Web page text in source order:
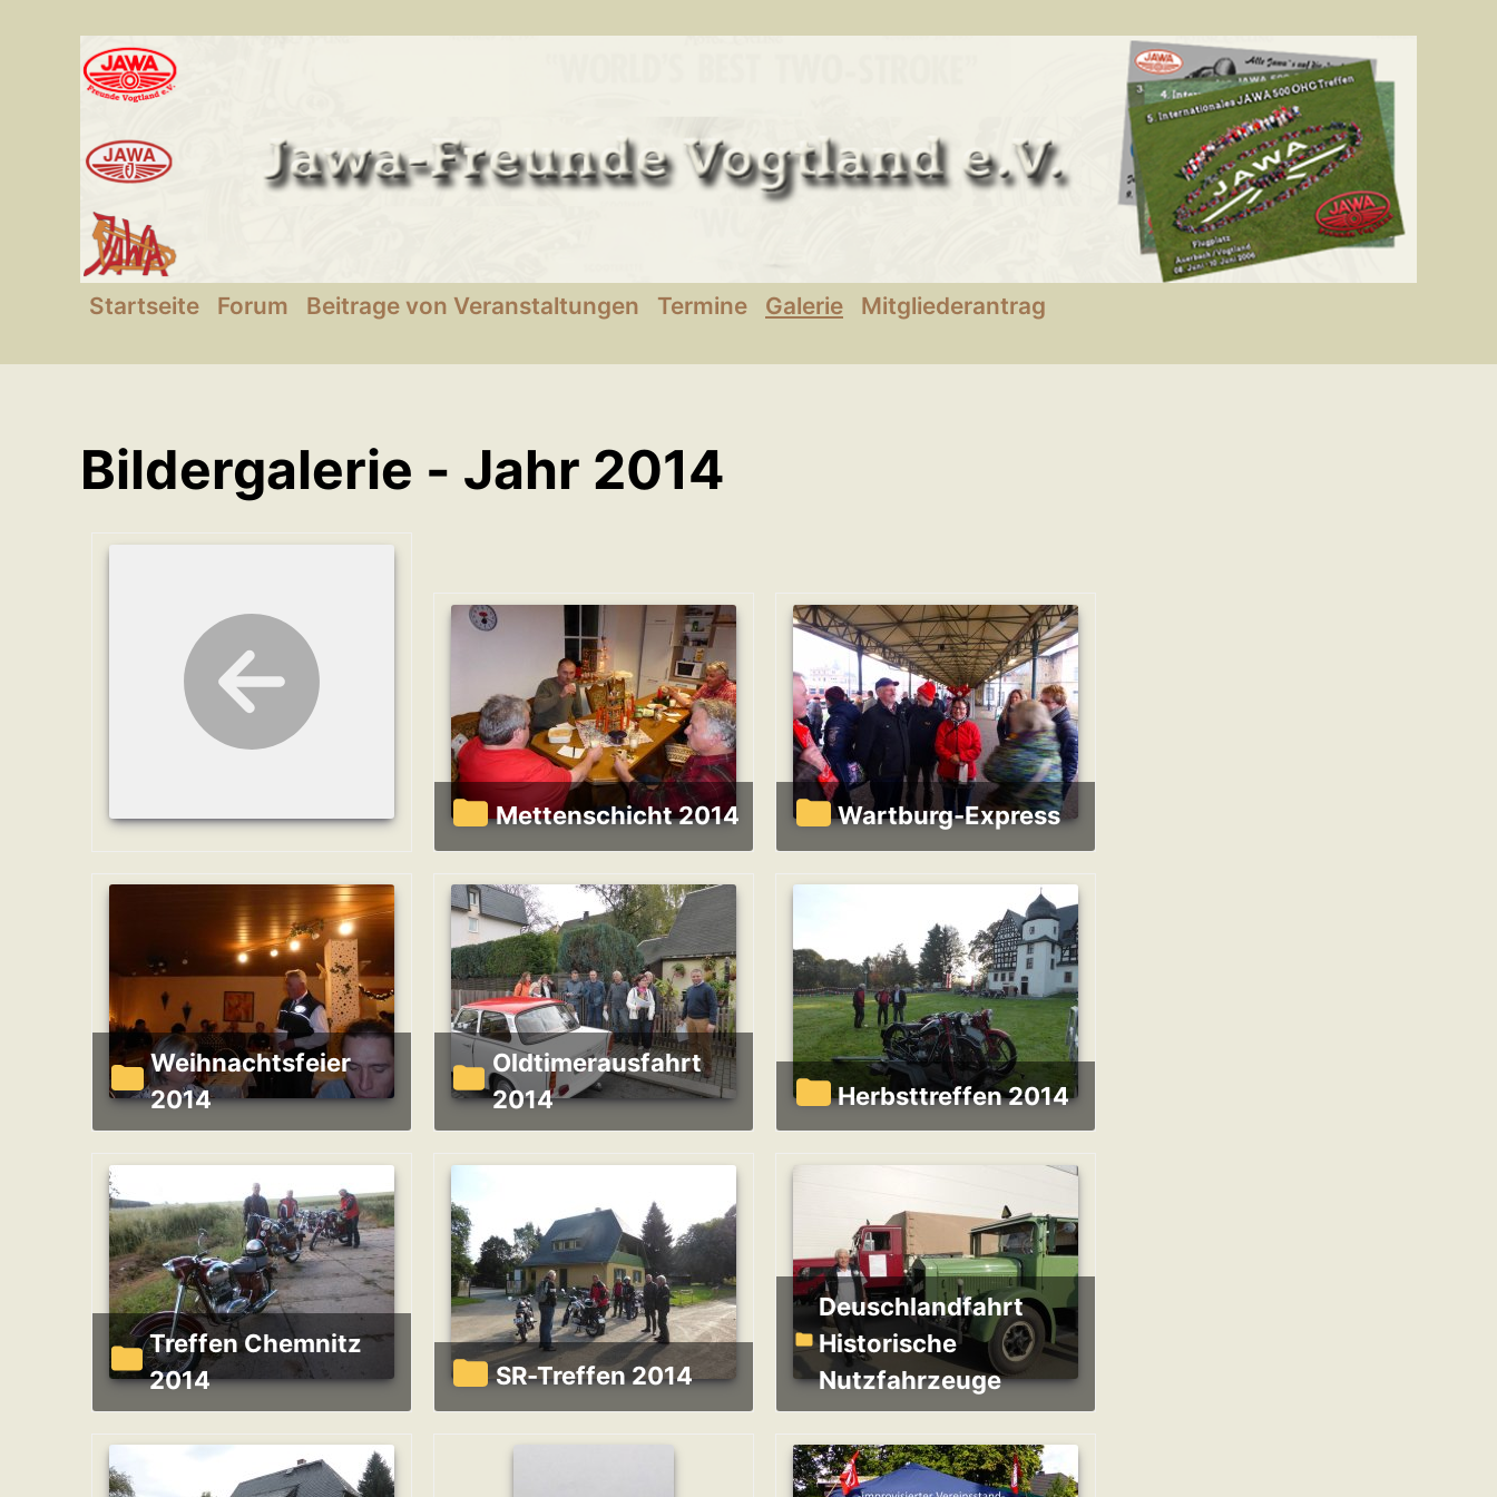
SKIP TO MAIN CONTENT
Startseite Forum Beitrage von Veranstaltungen Termine Galerie Mitgliederantrag
Bildergalerie - Jahr 2014
Mettenschicht 2014 Wartburg-Express
Weihnachtsfeier
2014
Oldtimerausfahrt
2014
Herbsttreffen 2014
Treffen Chemnitz
2014
SR-Treffen 2014
Deuschlandfahrt
Historische
Nutzfahrzeuge